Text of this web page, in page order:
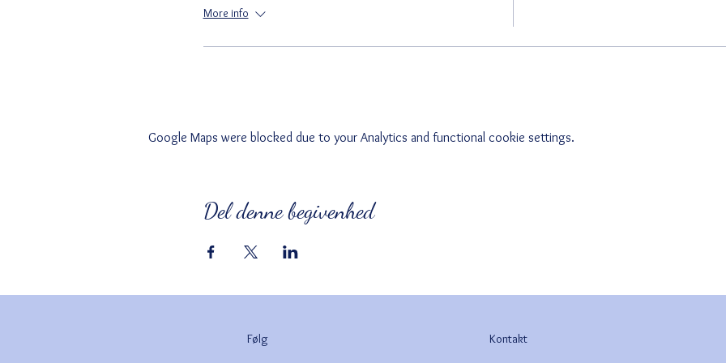
More info
Google Maps were blocked due to your Analytics and functional cookie settings.
Del denne begivenhed
Følg Kontakt